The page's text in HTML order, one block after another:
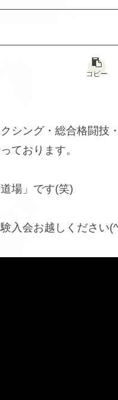
コピー
シング・総合格闘技
ております。
場」です(笑)
入会お越しください